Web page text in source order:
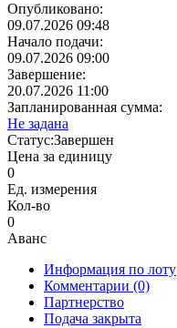
Опубликовано:
09.07.2026 09:48
Начало подачи:
09.07.2026 09:00
Завершение:
20.07.2026 11:00
Запланированная сумма:
Не задана
Статус:Завершен
Цена за единицу
0
Ед. измерения
Кол-во
0
Аванс
Информация по лоту
Комментарии (0)
Партнерство
Подача закрыта